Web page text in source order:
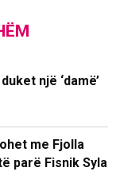
një ‘damë’
me Fjolla
parë Fisnik Syla